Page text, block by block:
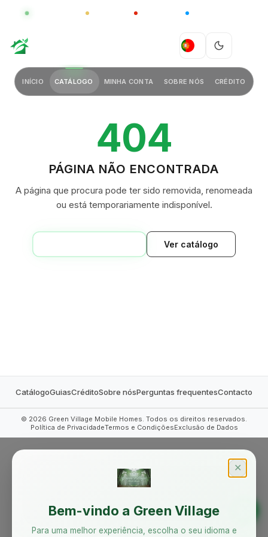
GLOBAL CHINA
PT
INÍCIO CATÁLOGO MINHA CONTA SOBRE NÓS CRÉDITO
404
PÁGINA NÃO ENCONTRADA
A página que procura pode ter sido removida, renomeada
ou está temporariamente indisponível.
Ver catálogo
CatálogoGuiasCréditoSobre nósPerguntas frequentesContacto
© 2026 Green Village Mobile Homes. Todos os direitos reservados.
Política de PrivacidadeTermos e CondiçõesExclusão de Dados
✕
Bem-vindo a Green Village
Para uma melhor experiência, escolha o seu idioma e